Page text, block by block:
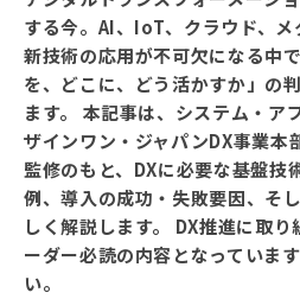
する今。AI、IoT、クラウド、
新技術の応用が不可欠になる中
を、どこに、どう活かすか」の
ます。 本記事は、システム・ア
ザインワン・ジャパンDX事業本
監修のもと、DXに必要な基盤技
例、導入の成功・失敗要因、そ
しく解説します。 DX推進に取
ーダー必読の内容となっていま
い。